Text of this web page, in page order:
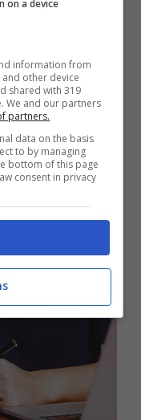
nuove
del governo
della
in base
della vita.
calcolo della
on a device
information from
other device
shared with 319
We and our partners
partners.
data on the basis
to by managing
bottom of this page
consent in privacy